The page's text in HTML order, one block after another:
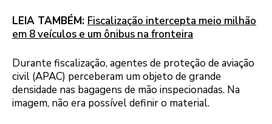
LEIA TAMBÉM: Fiscalização intercepta meio milhão
em 8 veículos e um ônibus na fronteira
Durante fiscalização, agentes de proteção de aviação
civil (APAC) perceberam um objeto de grande
densidade nas bagagens de mão inspecionadas. Na
imagem, não era possível definir o material.